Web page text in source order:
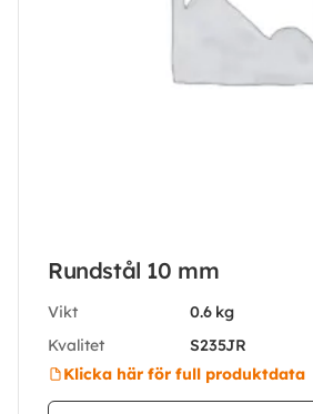
Rundstål 10 mm
Vikt
0.6 kg
Kvalitet
S235JR
Klicka här för full produktdata